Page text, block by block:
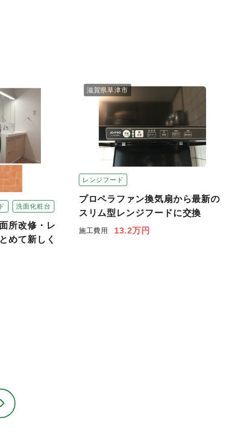
洗面化粧台
所改修・レ
めて新しく
レンジフード
滋賀県草津市
プロペラファン換気扇から最新の
スリム型レンジフードに交換
施工費用 13.2万円